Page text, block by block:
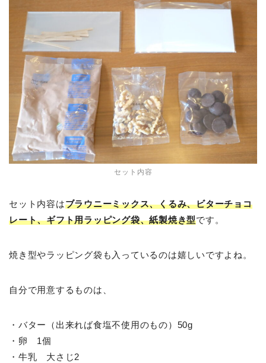
セット内容
セット内容はブラウニーミックス、くるみ、ビターチョコ
レート、ギフト用ラッピング袋、紙製焼き型です。
焼き型やラッピング袋も入っているのは嬉しいですよね。
自分で用意するものは、
・バター（出来れば食塩不使用のもの）50g
・卵 1個
・牛乳 大さじ2